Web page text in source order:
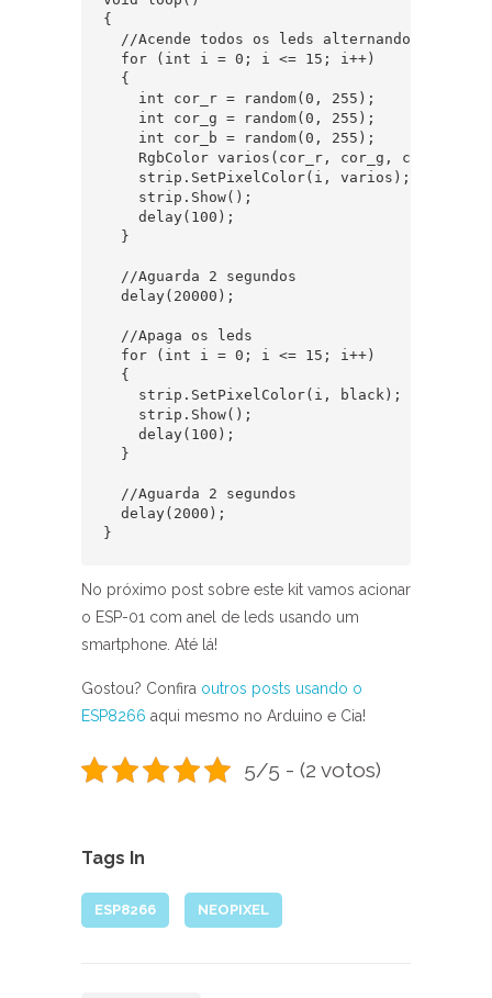
{
  //Acende todos os leds alternando as cores
  for (int i = 0; i <= 15; i++)
  {
    int cor_r = random(0, 255);
    int cor_g = random(0, 255);
    int cor_b = random(0, 255);
    RgbColor varios(cor_r, cor_g, cor_b);
    strip.SetPixelColor(i, varios);
    strip.Show();
    delay(100);
  }
  //Aguarda 2 segundos
  delay(20000);
  //Apaga os leds
  for (int i = 0; i <= 15; i++)
  {
    strip.SetPixelColor(i, black);
    strip.Show();
    delay(100);
  }
  //Aguarda 2 segundos
  delay(2000);
}
No próximo post sobre este kit vamos acionar
o ESP-01 com anel de leds usando um
smartphone. Até lá!
Gostou? Confira outros posts usando o
ESP8266 aqui mesmo no Arduino e Cia!
5/5 - (2 votos)
Tags In
ESP8266 NEOPIXEL